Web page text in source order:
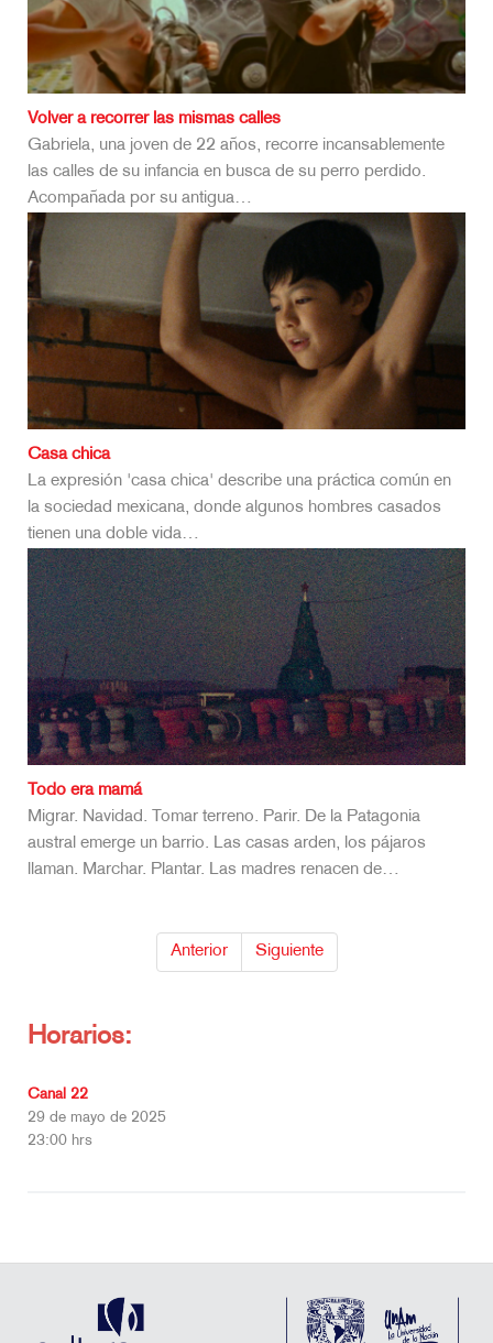
Volver a recorrer las mismas calles
Gabriela, una joven de 22 años, recorre incansablemente
las calles de su infancia en busca de su perro perdido.
Acompañada por su antigua…
Casa chica
La expresión 'casa chica' describe una práctica común en
la sociedad mexicana, donde algunos hombres casados
tienen una doble vida…
Todo era mamá
Migrar. Navidad. Tomar terreno. Parir. De la Patagonia
austral emerge un barrio. Las casas arden, los pájaros
llaman. Marchar. Plantar. Las madres renacen de…
Anterior Siguiente
Horarios:
Canal 22
29 de mayo de 2025
23:00 hrs